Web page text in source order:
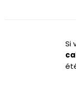
Si